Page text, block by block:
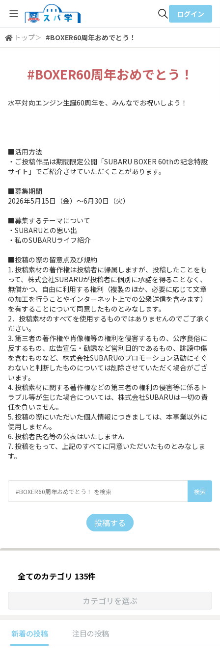
全体検索
ログイン
トップ＞ #BOXER60周年おめでとう！
#BOXER60周年おめでとう！
水平対向エンジン生誕60周年を、みんなでお祝いしよう！
■活用方法
・ご投稿作品は期間限定公開「SUBARU BOXER 60thの記念特設
サイト」でご紹介させていただくことがあります。
■募集期間
2026年5月15日（金）～6月30日（火）
■募集するテーマについて
・SUBARUとの思い出
・私のSUBARUライフ紹介
■投稿の際の留意点及び規約
1. 投稿素材の著作権は投稿者に帰属しますが、投稿したことをも
って、株式会社SUBARUが投稿者に個別に承諾を得ることなく、
無償かつ、自由に利用する権利（複製のほか、必要に応じて文章
の加工を行うことやインターネット上での公衆送信を含みます）
を有することについて同意したものとみなします。
2．投稿素材のすべてを使用するものではありませんのでご了承く
ださい。
3. 第三者の著作権や肖像権等の権利を侵害するもの、公序良俗に
反するもの、広告宣伝・勧誘など営利目的であるもの、誹謗中傷
を含むものなど、株式会社SUBARUのプロモーション活動にそぐ
わないと判断したものについては削除させていただく場合がござ
います。
4. 投稿素材に関する著作権などの第三者の権利の侵害等に係るト
ラブル等が生じた場合については、株式会社SUBARUは一切の責
任を負いません。
5. 投稿の際にいただいた個人情報につきましては、本事業以外に
使用しません。
6. 投稿者氏名等の公表はいたしません
7. 投稿をもって、上記のすべてに同意いただいたものとみなしま
す。
投稿する
全てのカテゴリ 135件
カテゴリを選ぶ
新着の投稿 注目の投稿